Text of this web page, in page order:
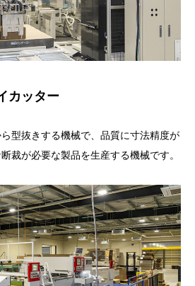
カッター
型抜きする機械で、品質に寸法精度が
裁が必要な製品を生産する機械です。